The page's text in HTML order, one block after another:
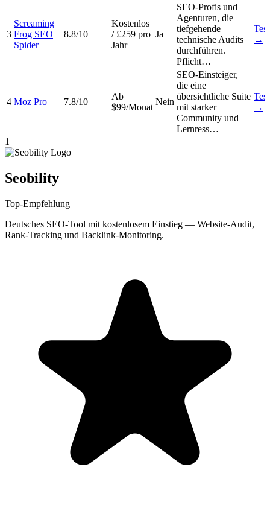
3
Screaming
Frog SEO
Spider
8.8/10
Kostenlos
/ £259 pro
Jahr
Ja
SEO-Profis und
Agenturen, die
tiefgehende
technische Audits
durchführen.
Pflicht…
Test
→
4 Moz Pro 7.8/10
Ab
$99/Monat
Nein
SEO-Einsteiger,
die eine
übersichtliche Suite
mit starker
Community und
Lernress…
Test
→
1
Seobility
Top-Empfehlung
Deutsches SEO-Tool mit kostenlosem Einstieg — Website-Audit,
Rank-Tracking und Backlink-Monitoring.